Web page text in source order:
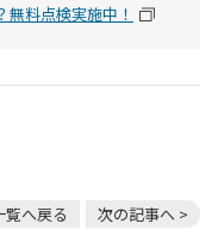
料点検実施中！
覧へ戻る 次の記事へ >